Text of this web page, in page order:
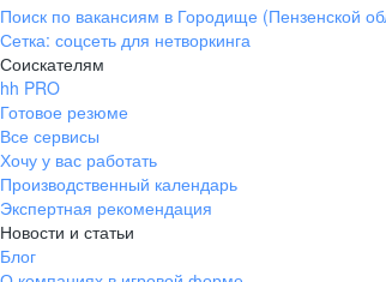
Поиск по вакансиям в Городище (Пензенской
Сетка: соцсеть для нетворкинга
Соискателям
hh PRO
Готовое резюме
Все сервисы
Хочу у вас работать
Производственный календарь
Экспертная рекомендация
Новости и статьи
Блог